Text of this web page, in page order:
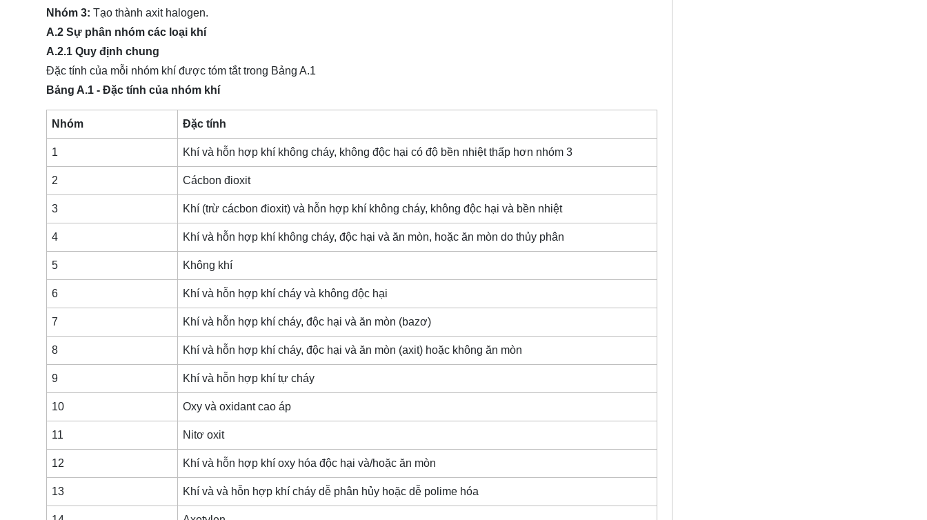
Nhóm 3: Tạo thành axit halogen.
A.2 Sự phân nhóm các loại khí
A.2.1 Quy định chung
Đặc tính của mỗi nhóm khí được tóm tắt trong Bảng A.1
Bảng A.1 - Đặc tính của nhóm khí
Nhóm Đặc tính
1 Khí và hỗn hợp khí không cháy, không độc hại có độ bền nhiệt thấp hơn nhóm 3
2 Cácbon đioxit
3 Khí (trừ cácbon đioxit) và hỗn hợp khí không cháy, không độc hại và bền nhiệt
4 Khí và hỗn hợp khí không cháy, độc hại và ăn mòn, hoặc ăn mòn do thủy phân
5 Không khí
6 Khí và hỗn hợp khí cháy và không độc hại
7 Khí và hỗn hợp khí cháy, độc hại và ăn mòn (bazơ)
8 Khí và hỗn hợp khí cháy, độc hại và ăn mòn (axit) hoặc không ăn mòn
9 Khí và hỗn hợp khí tự cháy
10 Oxy và oxidant cao áp
11 Nitơ oxit
12 Khí và hỗn hợp khí oxy hóa độc hại và/hoặc ăn mòn
13 Khí và và hỗn hợp khí cháy dễ phân hủy hoặc dễ polime hóa